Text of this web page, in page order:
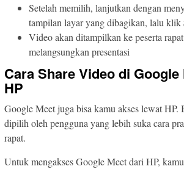
Setelah memilih, lanjutkan dengan
tampilan layar yang dibagikan, lalu klik
Video akan ditampilkan ke peserta
melangsungkan presentasi
Cara Share Video di Google
HP
Google Meet juga bisa kamu akses lewat HP.
dipilih oleh pengguna yang lebih suka cara
rapat.
Untuk mengakses Google Meet dari HP,